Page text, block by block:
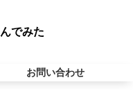
でみた
お問い合わせ